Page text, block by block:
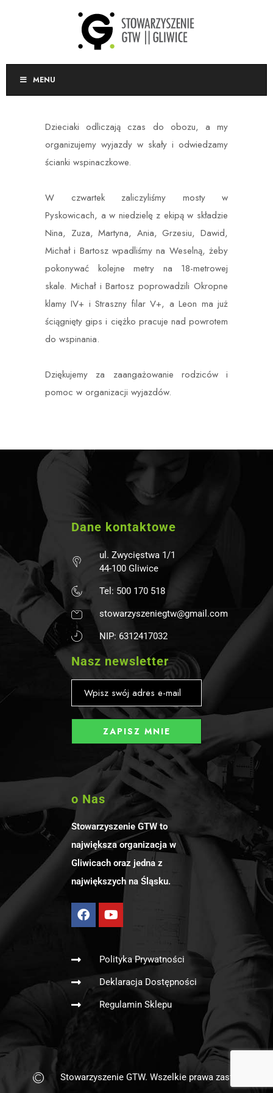
MENU
Dzieciaki odliczają czas do obozu, a my
organizujemy wyjazdy w skały i odwiedzamy
ścianki wspinaczkowe.
W czwartek zaliczyliśmy mosty w
Pyskowicach, a w niedzielę z ekipą w składzie
Nina, Zuza, Martyna, Ania, Grzesiu, Dawid,
Michał i Bartosz wpadliśmy na Weselną, żeby
pokonywać kolejne metry na 18-metrowej
skale. Michał i Bartosz poprowadzili Okropne
klamy IV+ i Straszny filar V+, a Leon ma już
ściągnięty gips i ciężko pracuje nad powrotem
do wspinania.
Dziękujemy za zaangażowanie rodziców i
pomoc w organizacji wyjazdów.
o Nas
Stowarzyszenie GTW to
największa organizacja w
Gliwicach oraz jedna z
największych na Śląsku.
Polityka Prywatności
Deklaracja Dostępności
Regulamin Sklepu
Dane kontaktowe
ul. Zwycięstwa 1/1
44-100 Gliwice
Tel: 500 170 518
stowarzyszeniegtw@gmail.com
NIP: 6312417032
Nasz newsletter
Stowarzyszenie GTW. Wszelkie prawa zastrzeżone